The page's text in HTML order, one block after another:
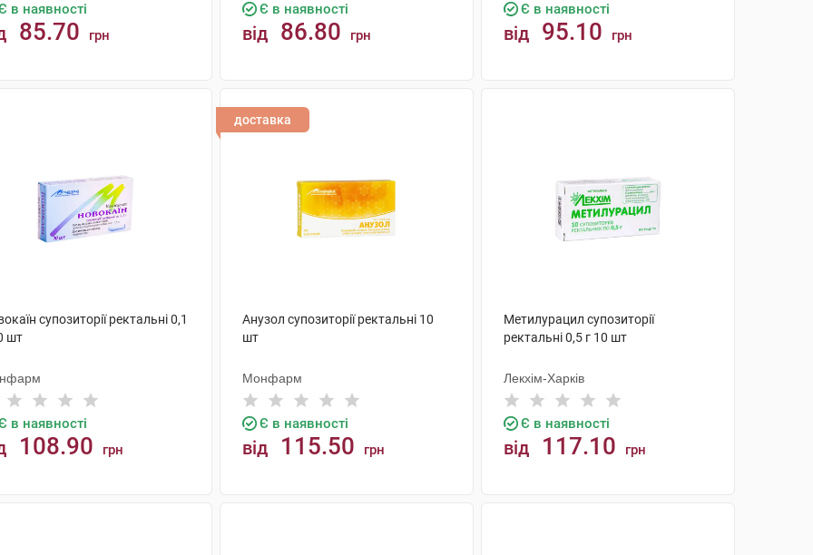
в наявності
85.70 грн
Є в наявності
від 86.80 грн
Є в наявності
від 95.10 грн
супозиторії ректальні 0,1
шт
в наявності
108.90 грн
доставка
Анузол супозиторії ректальні 10
шт
Монфарм
Є в наявності
від 115.50 грн
Метилурацил супозиторії
ректальні 0,5 г 10 шт
Лекхім-Харків
Є в наявності
від 117.10 грн